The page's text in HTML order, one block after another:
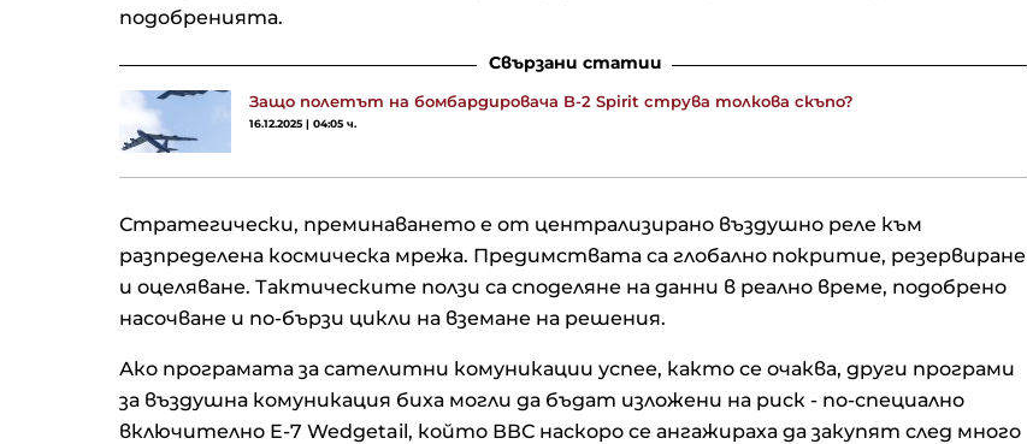
подобренията.
Свързани статии
Защо полетът на бомбардировача B-2 Spirit струва толкова скъпо?
16.12.2025 | 04:05 ч.
Стратегически, преминаването е от централизирано въздушно реле към
разпределена космическа мрежа. Предимствата са глобално покритие, резервиране
и оцеляване. Тактическите ползи са споделяне на данни в реално време, подобрено
насочване и по-бързи цикли на вземане на решения.
Ако програмата за сателитни комуникации успее, както се очаква, други програми
за въздушна комуникация биха могли да бъдат изложени на риск - по-специално
включително E-7 Wedgetail, който ВВС наскоро се ангажираха да закупят след много